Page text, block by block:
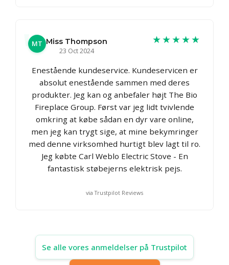
MT Miss Thompson
23 Oct 2024
★★★★★
Enestående kundeservice. Kundeservicen er
absolut enestående sammen med deres
produkter. Jeg kan og anbefaler højt The Bio
Fireplace Group. Først var jeg lidt tvivlende
omkring at købe sådan en dyr vare online,
men jeg kan trygt sige, at mine bekymringer
med denne virksomhed hurtigt blev lagt til ro.
Jeg købte Carl Weblo Electric Stove - En
fantastisk støbejerns elektrisk pejs.
via Trustpilot Reviews
Se alle vores anmeldelser på Trustpilot